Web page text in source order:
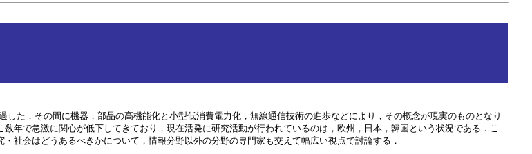
た．その間に機器，部品の高機能化と小型低消費電力化，無線通信技術の進歩などにより，その概念が現実のものとなり
年で急激に関心が低下してきており，現在活発に研究活動が行われているのは，欧州，日本，韓国という状況である．こ
社会はどうあるべきかについて，情報分野以外の分野の専門家も交えて幅広い視点で討論する．